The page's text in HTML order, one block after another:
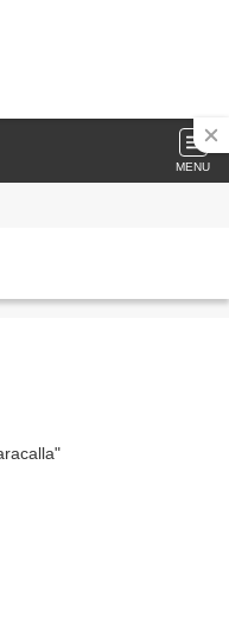
MENU